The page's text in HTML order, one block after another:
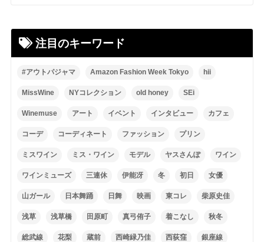
注目のキーワード
#アウトパジャマ Amazon Fashion Week Tokyo hii
MissWine NYコレクション old honey SEi
Winemuse アート イベント インタビュー カフェ
コーデ コーディネート ファッション プリン
ミスワイン ミス・ワイン モデル ヤスさんぽ ワイン
ワインミューズ 三連休 伊能冴 冬 初日 女優
山ガール 日本舞踊 日舞 映画 東コレ 柴原史佳
浅草 浅草橋 田原町 真弓侑子 着こなし 秋冬
総武線 花梨 蔵前 西崎緑乃佳 西荻窪 銀座線